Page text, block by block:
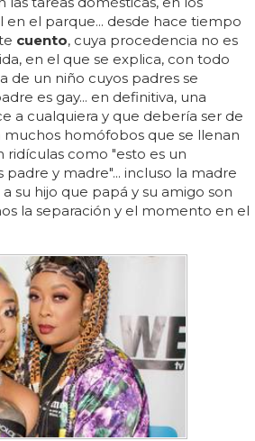
en el parque... desde hace tiempo
cuento, cuya procedencia no es
en el que se explica, con todo
de un niño cuyos padres se
es gay... en definitiva, una
a cualquiera y que debería ser de
muchos homófobos que se llenan
ridículas como "esto es un
y madre"... incluso la madre
su hijo que papá y su amigo son
la separación y el momento en el